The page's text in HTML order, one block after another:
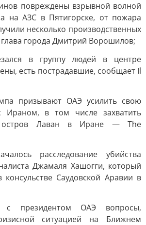
повреждены взрывной волной
на АЗС в Пятигорске, от пожара
несколько производственных
города Дмитрий Ворошилов;
в группу людей в центре
есть пострадавшие, сообщает Il
призывают ОАЭ усилить свою
в том числе захватить
остров Лаван в Иране — The
расследование убийства
Джамаля Хашогги, который
Саудовской Аравии в
с президентом ОАЭ вопросы,
ситуацией на Ближнем